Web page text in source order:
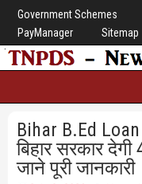
Government Schemes
PayManager
Sitemap
Bihar B.Ed
बिहार सरकार
जाने पूरी जानकारी